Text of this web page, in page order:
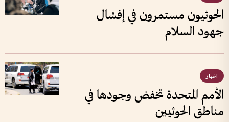
الحوثيون مستمرون في إفشال
جهود السلام
اخبار
الأمم المتحدة تخفض وجودها في
مناطق الحوثيين